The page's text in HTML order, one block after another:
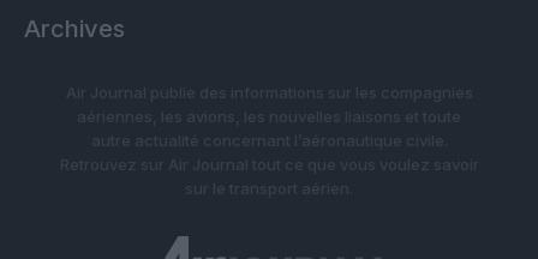
Archives